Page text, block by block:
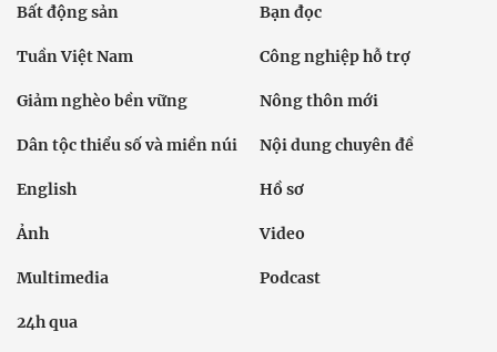
Bất động sản Bạn đọc
Tuần Việt Nam Công nghiệp hỗ trợ
Giảm nghèo bền vững Nông thôn mới
Dân tộc thiểu số và miền núi Nội dung chuyên đề
English Hồ sơ
Ảnh Video
Multimedia Podcast
24h qua